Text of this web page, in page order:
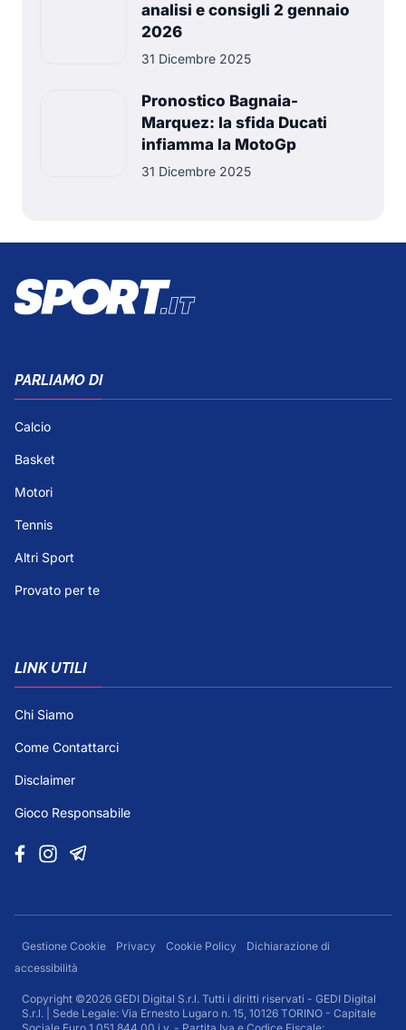
analisi e consigli 2 gennaio
2026
31 Dicembre 2025
Pronostico Bagnaia-
Marquez: la sfida Ducati
infiamma la MotoGp
31 Dicembre 2025
PARLIAMO DI
Calcio
Basket
Motori
Tennis
Altri Sport
Provato per te
LINK UTILI
Chi Siamo
Come Contattarci
Disclaimer
Gioco Responsabile
Gestione Cookie Privacy Cookie Policy
Dichiarazione di
accessibilità
Copyright ©2026 GEDI Digital S.r.l. Tutti i diritti riservati - GEDI Digital
S.r.l. | Sede Legale: Via Ernesto Lugaro n. 15, 10126 TORINO - Capitale